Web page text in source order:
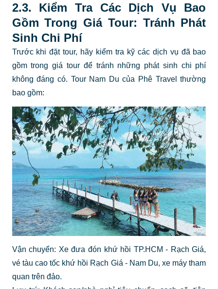
2.3. Kiểm Tra Các Dịch Vụ Bao
Gồm Trong Giá Tour: Tránh Phát
Sinh Chi Phí
Trước khi đặt tour, hãy kiểm tra kỹ các dịch vụ đã bao
gồm trong giá tour để tránh những phát sinh chi phí
không đáng có. Tour Nam Du của Phê Travel thường
bao gồm:
Vận chuyển: Xe đưa đón khứ hồi TP.HCM - Rạch Giá,
vé tàu cao tốc khứ hồi Rạch Giá - Nam Du, xe máy tham
quan trên đảo.